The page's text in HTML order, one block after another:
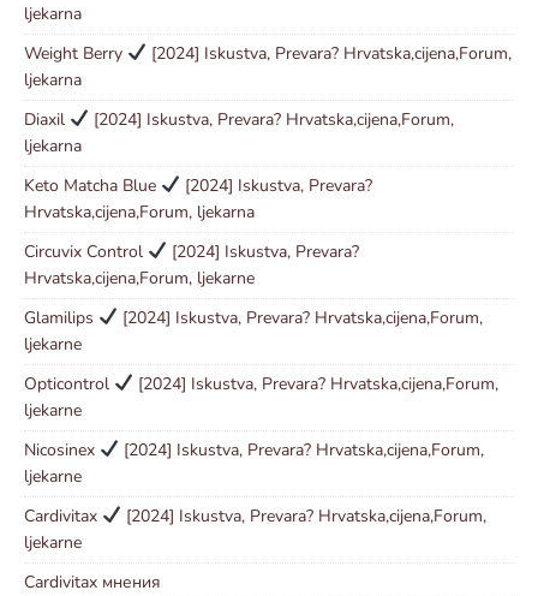
ljekarna
Weight Berry
[2024] Iskustva, Prevara? Hrvatska,cijena,Forum,
ljekarna
Diaxil
[2024] Iskustva, Prevara? Hrvatska,cijena,Forum,
ljekarna
Keto Matcha Blue
[2024] Iskustva, Prevara?
Hrvatska,cijena,Forum, ljekarna
Circuvix Control
[2024] Iskustva, Prevara?
Hrvatska,cijena,Forum, ljekarne
Glamilips
[2024] Iskustva, Prevara? Hrvatska,cijena,Forum,
ljekarne
Opticontrol
[2024] Iskustva, Prevara? Hrvatska,cijena,Forum,
ljekarne
Nicosinex
[2024] Iskustva, Prevara? Hrvatska,cijena,Forum,
ljekarne
Cardivitax
[2024] Iskustva, Prevara? Hrvatska,cijena,Forum,
ljekarne
Cardivitax мнения